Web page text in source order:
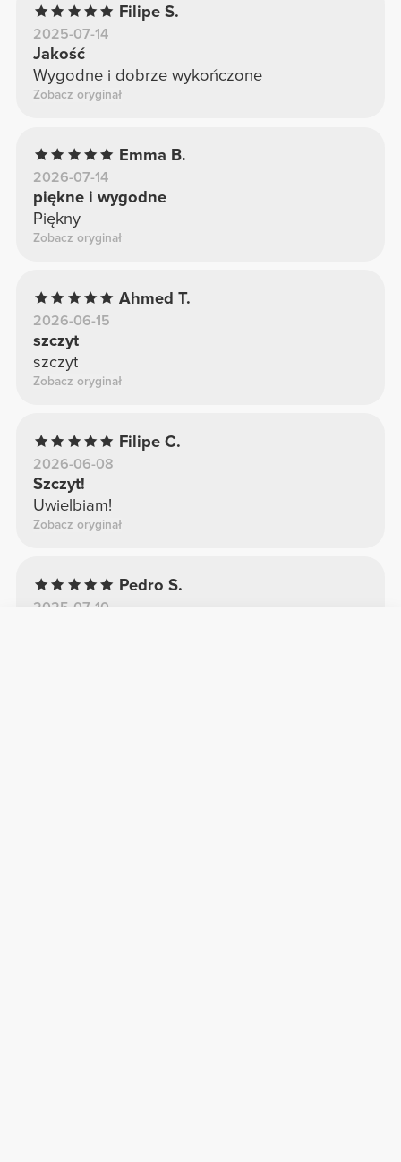
Filipe S.
2025-07-14
Jakość
Wygodne i dobrze wykończone
Zobacz oryginał
Emma B.
2026-07-14
piękne i wygodne
Piękny
Zobacz oryginał
Ahmed T.
2026-06-15
szczyt
szczyt
Zobacz oryginał
Filipe C.
2026-06-08
Szczyt!
Uwielbiam!
Zobacz oryginał
Pedro S.
2025-07-10